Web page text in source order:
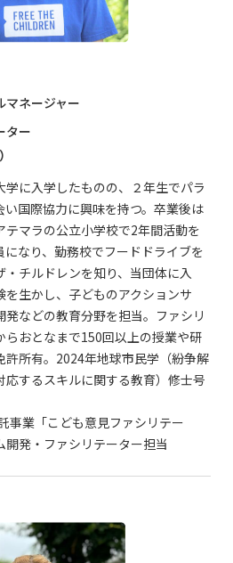
マネージャー
ター
に入学したものの、２年生でパラ
国際協力に興味を持つ。卒業後は
マラの公立小学校で2年間活動を
なり、勤務校でフードドライブを
チルドレンを知り、当団体に入
生かし、子どものアクションサ
などの教育分野を担当。ファシリ
らおとなまで150回以上の授業や研
許所有。2024年地球市民学（紛争解
するスキルに関する教育）修士号
事業「こども意見ファシリテー
発・ファシリテーター担当